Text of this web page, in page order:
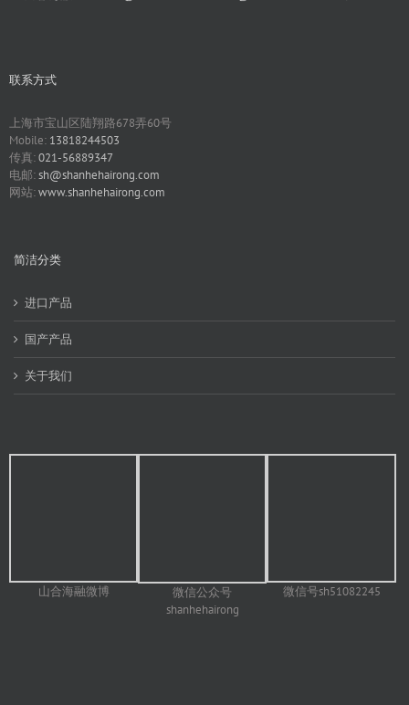
联系方式
上海市宝山区陆翔路678弄60号
Mobile: 13818244503
传真:021-56889347
电邮:sh@shanhehairong.com
网站:www.shanhehairong.com
简洁分类
进口产品
国产产品
关于我们
山合海融微博
微信公众号
shanhehairong
微信号sh51082245